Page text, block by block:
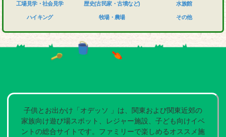
工場見学・社会見学
ハイキング
歴史(古民家・古墳など)
牧場・農場
水族館
その他
子供とお出かけ「オデッソ 」は、関東および関東近郊の
家族向け遊び場スポット、レジャー施設、子ども向けイベ
ントの総合サイトです。ファミリーで楽しめるオススメ施